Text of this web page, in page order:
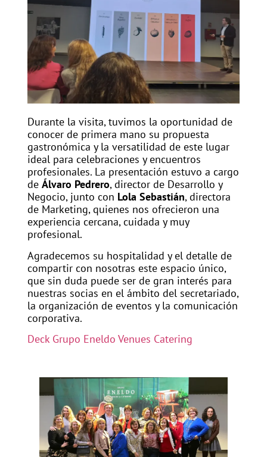
Durante la visita, tuvimos la oportunidad de
conocer de primera mano su propuesta
gastronómica y la versatilidad de este lugar
ideal para celebraciones y encuentros
profesionales. La presentación estuvo a cargo
deÁlvaro Pedrero, director de Desarrollo y
Negocio, junto con Lola Sebastián, directora
de Marketing, quienes nos ofrecieron una
experiencia cercana, cuidada y muy
profesional.
Agradecemos su hospitalidad y el detalle de
compartir con nosotras este espacio único,
que sin duda puede ser de gran interés para
nuestras socias en el ámbito del secretariado,
la organización de eventos y la comunicación
corporativa.
Deck Grupo Eneldo Venues Catering